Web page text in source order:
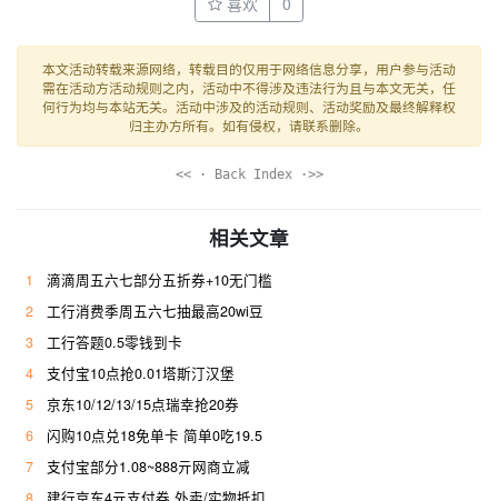
本文活动转载来源网络，转载目的仅用于网络信息分享，用户参与活动
需在活动方活动规则之内，活动中不得涉及违法行为且与本文无关，任
何行为均与本站无关。活动中涉及的活动规则、活动奖励及最终解释权
归主办方所有。如有侵权，请联系删除。
<< · Back Index ·>>
相关文章
1
滴滴周五六七部分五折券+10无门槛
2
工行消费季周五六七抽最高20wi豆
3
工行答题0.5零钱到卡
4
支付宝10点抢0.01塔斯汀汉堡
5
京东10/12/13/15点瑞幸抢20券
6
闪购10点兑18免单卡 简单0吃19.5
7
支付宝部分1.08~888亓网商立减